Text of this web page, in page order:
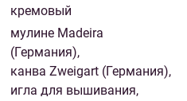
кремовый
мулине Madeira
(Германия),
канва Zweigart (Германия),
игла для вышивания,